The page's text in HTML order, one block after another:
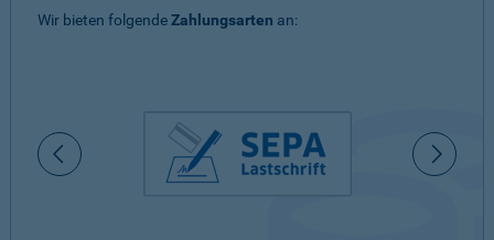
Wir bieten folgendeZahlungsarten an: